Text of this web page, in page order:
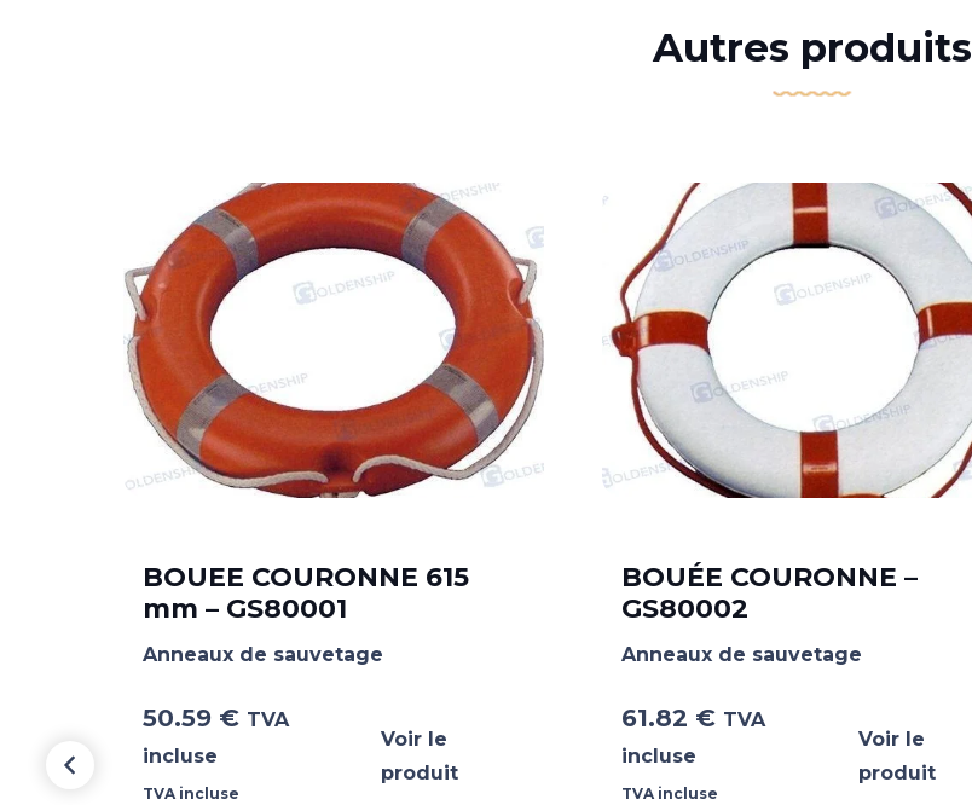
Autres produits
BOUEE COURONNE 615
mm – GS80001
Anneaux de sauvetage
50.59 € TVA
incluse
TVA incluse
Voir le
produit
BOUÉE COURONNE –
GS80002
Anneaux de sauvetage
61.82 € TVA
incluse
TVA incluse
Voir le
produit